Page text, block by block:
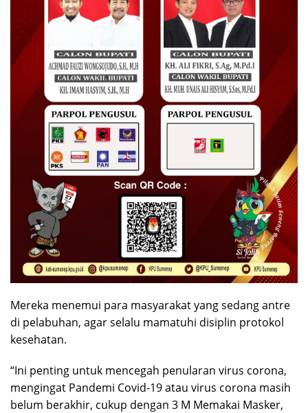
Mereka menemui para masyarakat yang sedang antre
di pelabuhan, agar selalu mamatuhi disiplin protokol
kesehatan.
“Ini penting untuk mencegah penularan virus corona,
mengingat Pandemi Covid-19 atau virus corona masih
belum berakhir, cukup dengan 3 M Memakai Masker,